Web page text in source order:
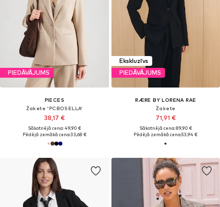
PIEDĀVĀJUMS
PIECES
Žakete 'PCBOSELLA'
38,17 €
Sākotnējā cena: 49,90 €
Pēdējā zemākā cena:33,68 €
Ekskluzīvs
PIEDĀVĀJUMS
RÆRE BY LORENA RAE
Žakete
71,91 €
Sākotnējā cena: 89,90 €
Pēdējā zemākā cena:53,94 €